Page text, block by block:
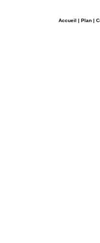
Accueil | Plan|